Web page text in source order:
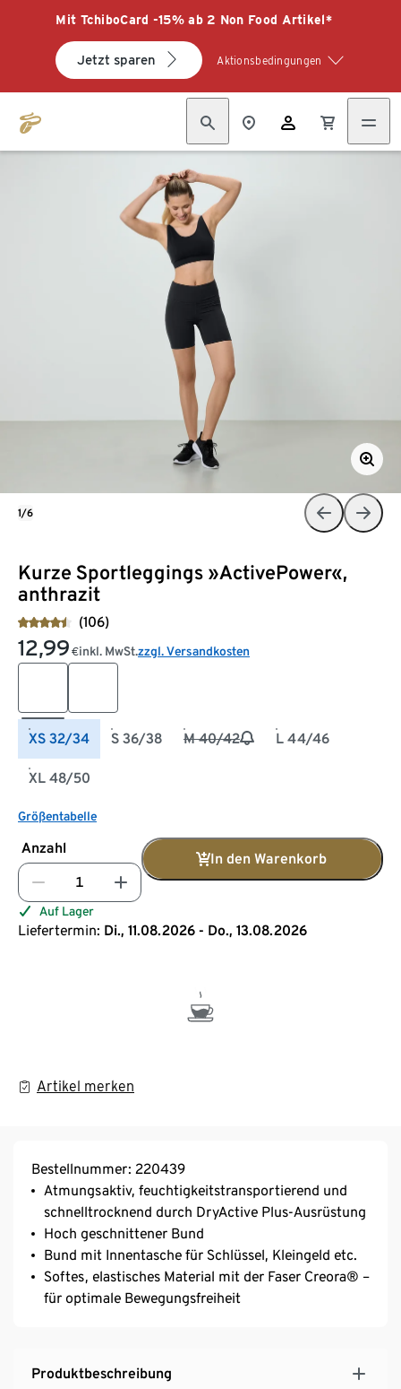
Mit TchiboCard -15% ab 2 Non Food Artikel*
Jetzt sparen Aktionsbedingungen
Kurze Sportleggings »ActivePower«,
anthrazit
(106)
12,99 €inkl. MwSt.zzgl. Versandkosten
XS 32/34 S 36/38 M 40/42 L 44/46
XL 48/50
Größentabelle
Anzahl
In den Warenkorb
Auf Lager
Liefertermin: Di., 11.08.2026 - Do., 13.08.2026
Artikel merken
1/6
Bestellnummer: 220439
Atmungsaktiv, feuchtigkeitstransportierend und
schnelltrocknend durch DryActive Plus-Ausrüstung
Hoch geschnittener Bund
Bund mit Innentasche für Schlüssel, Kleingeld etc.
Softes, elastisches Material mit der Faser Creora® –
für optimale Bewegungsfreiheit
Produktbeschreibung